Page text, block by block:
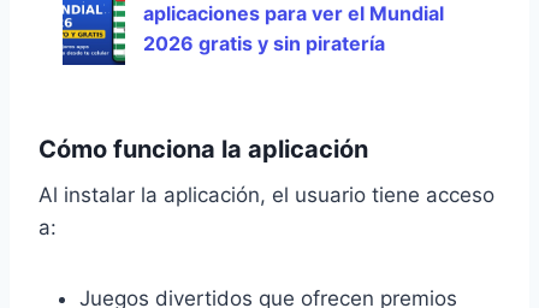
aplicaciones para ver el Mundial
2026 gratis y sin piratería
Cómo funciona la aplicación
Al instalar la aplicación, el usuario tiene acceso
a:
Juegos divertidos que ofrecen premios